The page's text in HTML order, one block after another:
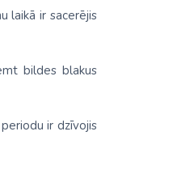
laikā ir sacerējis
bildes blakus
ir dzīvojis